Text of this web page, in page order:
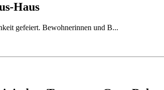
Haus
gefeiert. Bewohnerinnen und B...